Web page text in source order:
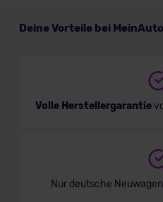
Deine Vorteile bei
Volle Herstellergarantie
Nur deutsche